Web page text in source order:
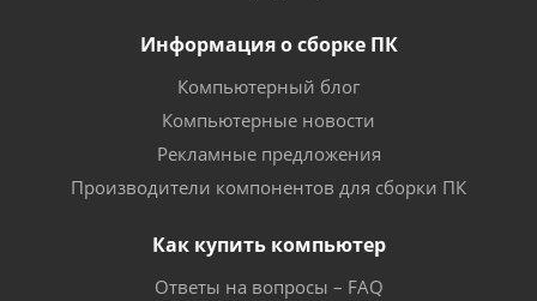
Информация о сборке ПК
Компьютерный блог
Компьютерные новости
Рекламные предложения
Производители компонентов для сборки ПК
Как купить компьютер
Ответы на вопросы – FAQ